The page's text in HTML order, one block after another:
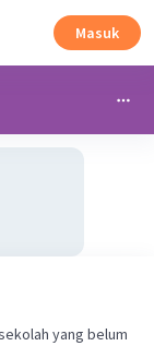
Masuk
yang belum